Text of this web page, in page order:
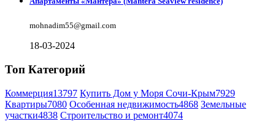
mohnadim55@gmail.com
18-03-2024
Топ Категорий
Коммерция13797 Купить Дом у Моря Сочи-Крым7929
Квартиры7080 Особенная недвижимость4868 Земельные
участки4838 Строительство и ремонт4074